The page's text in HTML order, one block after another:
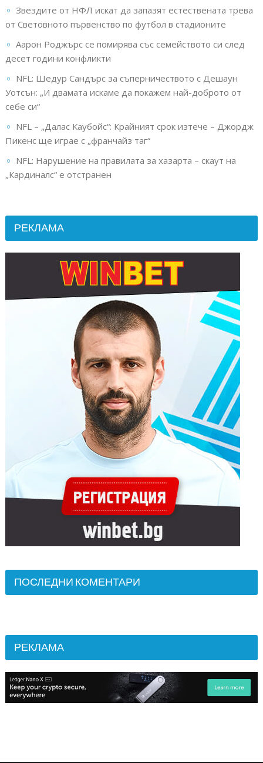
Звездите от НФЛ искат да запазят естествената трева
от Световното първенство по футбол в стадионите
Аарон Роджърс се помирява със семейството си след
десет години конфликти
NFL: Шедур Сандърс за съперничеството с Дешаун
Уотсън: „И двамата искаме да покажем най-доброто от
себе си“
NFL – „Далас Каубойс“: Крайният срок изтече – Джордж
Пикенс ще играе с „франчайз таг“
NFL: Нарушение на правилата за хазарта – скаут на
„Кардиналс“ е отстранен
РЕКЛАМА
ПОСЛЕДНИ КОМЕНТАРИ
РЕКЛАМА